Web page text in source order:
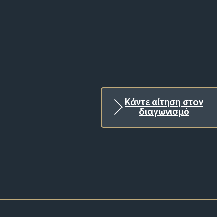
Κάντε αίτηση στον
διαγωνισμό